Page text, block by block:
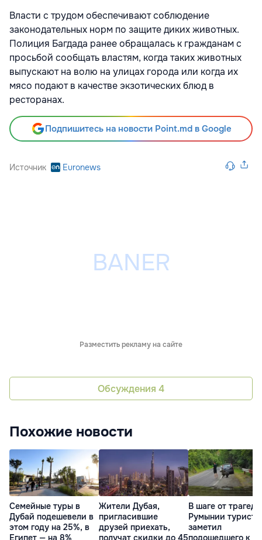
Власти с трудом обеспечивают соблюдение
законодательных норм по защите диких животных.
Полиция Багдада ранее обращалась к гражданам с
просьбой сообщать властям, когда таких животных
выпускают на волю на улицах города или когда их
мясо подают в качестве экзотических блюд в
ресторанах.
Подпишитесь на новости Point.md в Google
Источник Euronews
Разместить рекламу на сайте
Обсуждения 4
Похожие новости
Семейные туры в
Дубай подешевели в
этом году на 25%, в
Египет — на 8%
Жители Дубая,
пригласившие
друзей приехать,
получат скидки до 45
В шаге от
Румынии турист
заметил
подошедшего к